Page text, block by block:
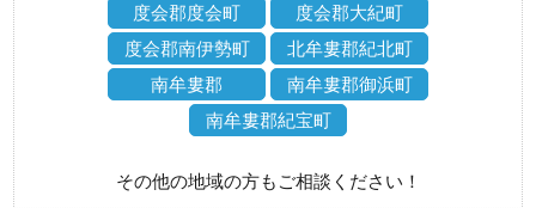
度会郡度会町
度会郡大紀町
度会郡南伊勢町
北牟婁郡紀北町
南牟婁郡
南牟婁郡御浜町
南牟婁郡紀宝町
その他の地域の方もご相談ください！